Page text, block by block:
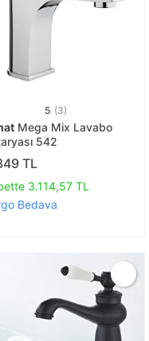
5 (3)
Mega Mix Lavabo
542
TL
3.114,57 TL
Bedava